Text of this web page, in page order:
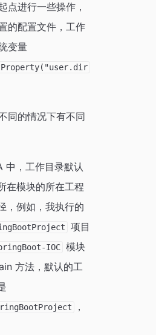
点进行一些操作，
的配置文件，工作
变量
同的情况下有不同
中，工作目录默认
在模块的所在工程
，例如，我执行的
项目
IOC 模块
方法，默认的工
，